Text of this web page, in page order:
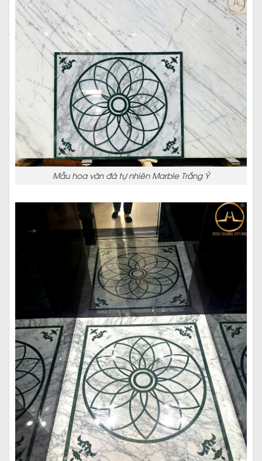
Mẫu hoa văn đá tự nhiên Marble Trắng Ý